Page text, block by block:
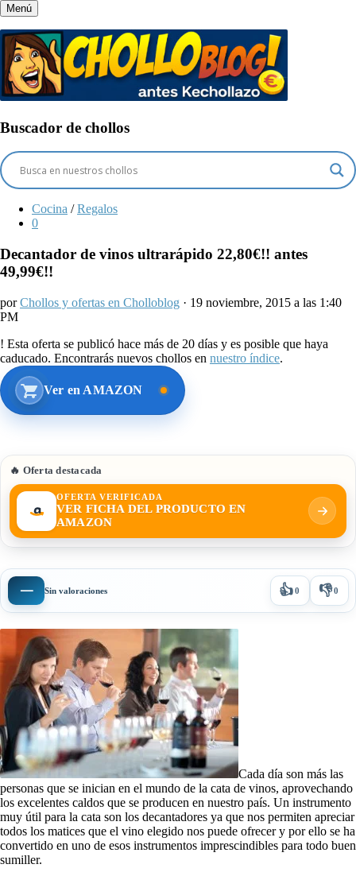
Menú
Buscador de chollos
Cocina / Regalos
0
Decantador de vinos ultrarápido 22,80€!! antes
49,99€!!
porChollos y ofertas en Cholloblog · 19 noviembre, 2015 a las 1:40
PM
! Esta oferta se publicó hace más de 20 días y es posible que haya
caducado. Encontrarás nuevos chollos en nuestro índice.
Ver en AMAZON
🔥 Oferta destacada
OFERTA VERIFICADA
VER FICHA DEL PRODUCTO EN
AMAZON
— Sin valoraciones 👍0 👎0
Cada día son más las
personas que se inician en el mundo de la cata de vinos, aprovechando
los excelentes caldos que se producen en nuestro país. Un instrumento
muy útil para la cata son los decantadores ya que nos permiten apreciar
todos los matices que el vino elegido nos puede ofrecer y por ello se ha
convertido en uno de esos instrumentos imprescindibles para todo buen
sumiller.